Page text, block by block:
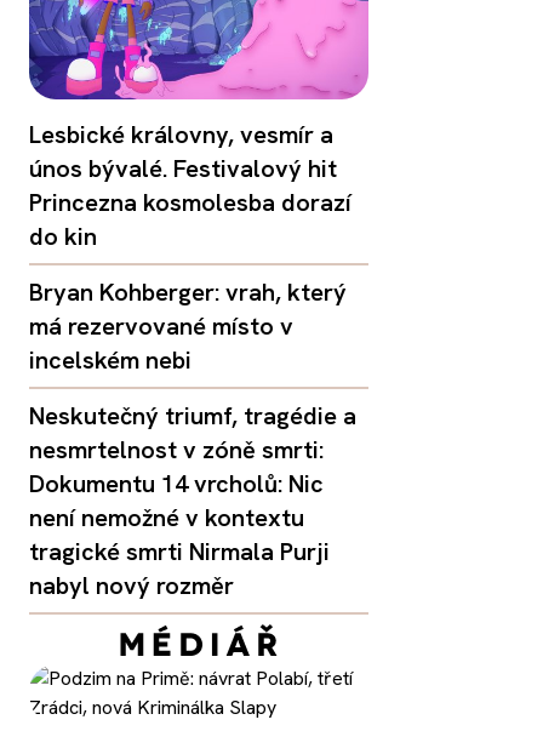
Lesbické královny, vesmír a
únos bývalé. Festivalový hit
Princezna kosmolesba dorazí
do kin
Bryan Kohberger: vrah, který
má rezervované místo v
incelském nebi
Neskutečný triumf, tragédie a
nesmrtelnost v zóně smrti:
Dokumentu 14 vrcholů: Nic
není nemožné v kontextu
tragické smrti Nirmala Purji
nabyl nový rozměr